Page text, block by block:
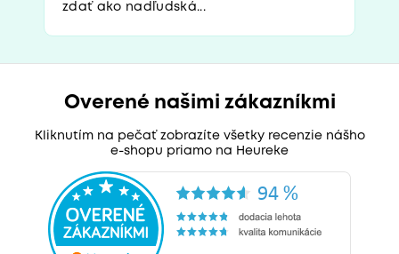
zdať ako nadľudská...
Overené našimi zákazníkmi
Kliknutím na pečať zobrazíte všetky recenzie nášho
e-shopu priamo na Heureke